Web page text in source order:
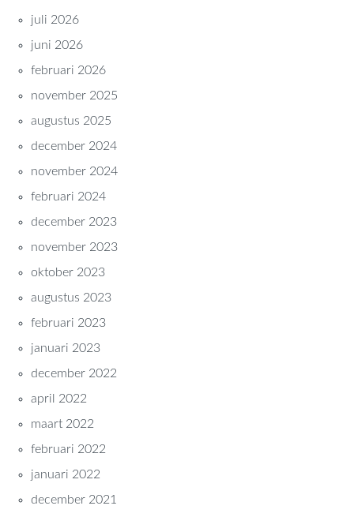
juli 2026
juni 2026
februari 2026
november 2025
augustus 2025
december 2024
november 2024
februari 2024
december 2023
november 2023
oktober 2023
augustus 2023
februari 2023
januari 2023
december 2022
april 2022
maart 2022
februari 2022
januari 2022
december 2021